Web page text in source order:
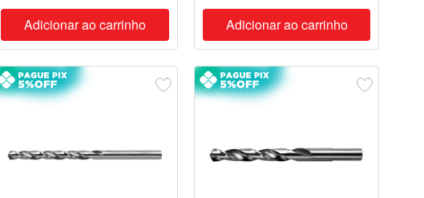
Adicionar ao carrinho Adicionar ao carrinho